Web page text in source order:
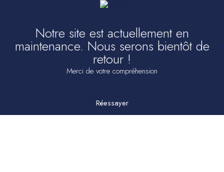
Notre site est actuellement en
maintenance. Nous serons bientôt de
retour !
Merci de votre compréhension
Réessayer